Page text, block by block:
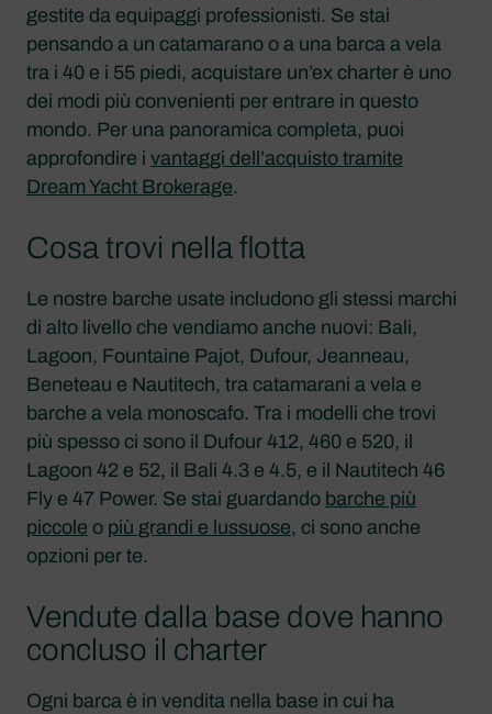
gestite da equipaggi professionisti. Se stai
pensando a un catamarano o a una barca a vela
tra i 40 e i 55 piedi, acquistare un’ex charter è uno
dei modi più convenienti per entrare in questo
mondo. Per una panoramica completa, puoi
approfondire i vantaggi dell’acquisto tramite
Dream Yacht Brokerage.
Cosa trovi nella flotta
Le nostre barche usate includono gli stessi marchi
di alto livello che vendiamo anche nuovi: Bali,
Lagoon, Fountaine Pajot, Dufour, Jeanneau,
Beneteau e Nautitech, tra catamarani a vela e
barche a vela monoscafo. Tra i modelli che trovi
più spesso ci sono il Dufour 412, 460 e 520, il
Lagoon 42 e 52, il Bali 4.3 e 4.5, e il Nautitech 46
Fly e 47 Power. Se stai guardando barche più
piccole o più grandi e lussuose, ci sono anche
opzioni per te.
Vendute dalla base dove hanno
concluso il charter
Ogni barca è in vendita nella base in cui ha